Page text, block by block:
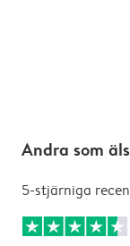
Andra som
5-stjärniga